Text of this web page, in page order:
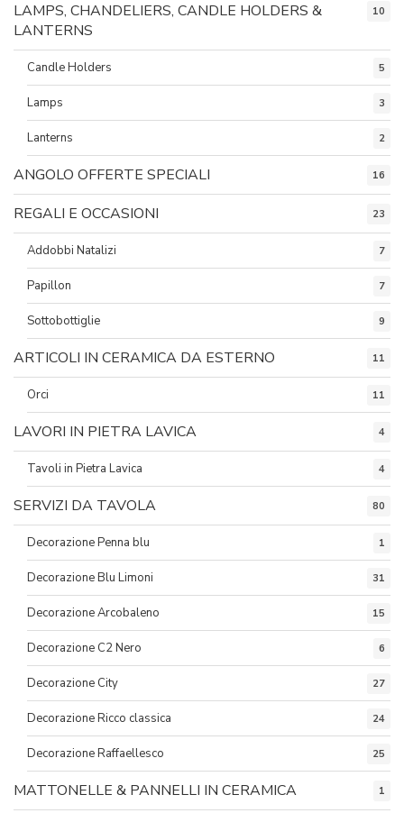
LAMPS, CHANDELIERS, CANDLE HOLDERS &
LANTERNS
10
Candle Holders 5
Lamps 3
Lanterns 2
ANGOLO OFFERTE SPECIALI 16
REGALI E OCCASIONI 23
Addobbi Natalizi 7
Papillon 7
Sottobottiglie 9
ARTICOLI IN CERAMICA DA ESTERNO 11
Orci 11
LAVORI IN PIETRA LAVICA 4
Tavoli in Pietra Lavica 4
SERVIZI DA TAVOLA 80
Decorazione Penna blu 1
Decorazione Blu Limoni 31
Decorazione Arcobaleno 15
Decorazione C2 Nero 6
Decorazione City 27
Decorazione Ricco classica 24
Decorazione Raffaellesco 25
MATTONELLE & PANNELLI IN CERAMICA 1